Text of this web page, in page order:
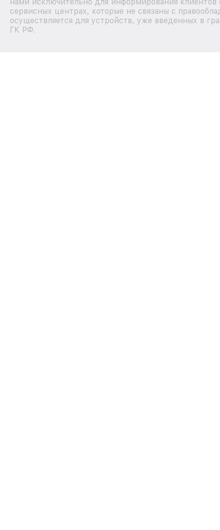
сервисных центрах, которые не связаны с
осуществляется для устройств, уже введенных в
ГК РФ.